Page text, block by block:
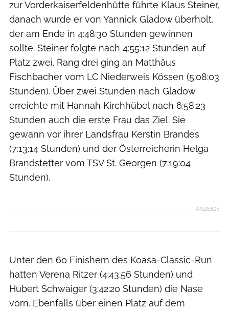
zur Vorderkaiserfeldenhütte führte Klaus Steiner,
danach wurde er von Yannick Gladow überholt,
der am Ende in 4:48:30 Stunden gewinnen
sollte. Steiner folgte nach 4:55:12 Stunden auf
Platz zwei. Rang drei ging an Matthäus
Fischbacher vom LC Niederweis Kössen (5:08:03
Stunden). Über zwei Stunden nach Gladow
erreichte mit Hannah Kirchhübel nach 6:58:23
Stunden auch die erste Frau das Ziel. Sie
gewann vor ihrer Landsfrau Kerstin Brandes
(7:13:14 Stunden) und der Österreicherin Helga
Brandstetter vom TSV St. Georgen (7:19:04
Stunden).
ANZEIGE
Unter den 60 Finishern des Koasa-Classic-Run
hatten Verena Ritzer (4:43:56 Stunden) und
Hubert Schwaiger (3:42:20 Stunden) die Nase
vorn. Ebenfalls über einen Platz auf dem